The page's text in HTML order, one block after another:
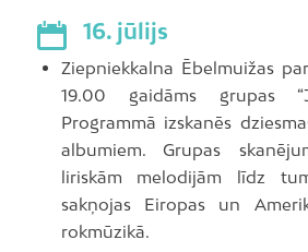
16. jūlijs
Ziepniekkalna Ēbelmuižas
19.00 gaidāms grupas
Programmā izskanēs
albumiem. Grupas
liriskām melodijām līdz
sakņojas Eiropas un
rokmūzikā.